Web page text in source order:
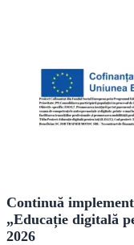
Continuă
„Educație digitală
2026